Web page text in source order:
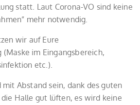
statt. Laut Corona-VO sind keine
mehr notwendig.
wir auf Eure
im Eingangsbereich,
etc.).
Abstand sein, dank des guten
Halle gut lüften, es wird keine